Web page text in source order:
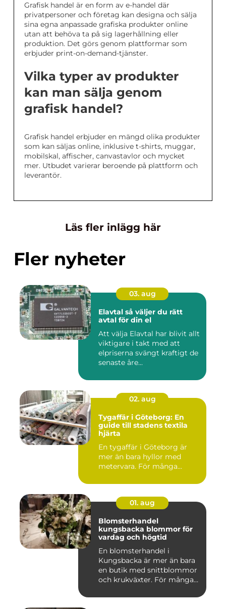
Grafisk handel är en form av e-handel där
privatpersoner och företag kan designa och sälja
sina egna anpassade grafiska produkter online
utan att behöva ta på sig lagerhållning eller
produktion. Det görs genom plattformar som
erbjuder print-on-demand-tjänster.
Vilka typer av produkter
kan man sälja genom
grafisk handel?
Grafisk handel erbjuder en mängd olika produkter
som kan säljas online, inklusive t-shirts, muggar,
mobilskal, affischer, canvastavlor och mycket
mer. Utbudet varierar beroende på plattform och
leverantör.
Läs fler inlägg här
Fler nyheter
03. aug
Elavtal så väljer du rätt
avtal för din el
Att välja Elavtal har blivit allt
viktigare i takt med att
elpriserna svängt kraftigt de
senaste åre...
02. aug
Tygaffär i Göteborg: En
guide till stadens textila
hjärta
En tygaffär i Göteborg är
mer än bara hyllor med
metervara. För många...
01. aug
Blomsterhandel
kungsbacka blommor för
vardag och högtid
En blomsterhandel i
Kungsbacka är mer än bara
en butik med snittblommor
och krukväxter. För många